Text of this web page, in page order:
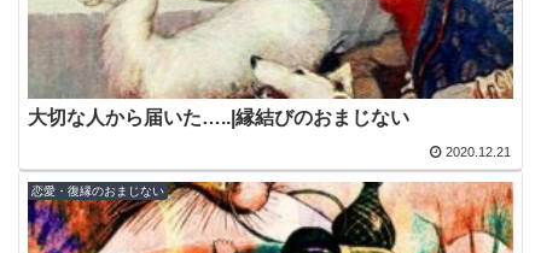
大切な人から届いた…..|縁結びのおまじない
2020.12.21
恋愛・復縁のおまじない